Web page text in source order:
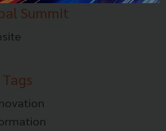
Summit